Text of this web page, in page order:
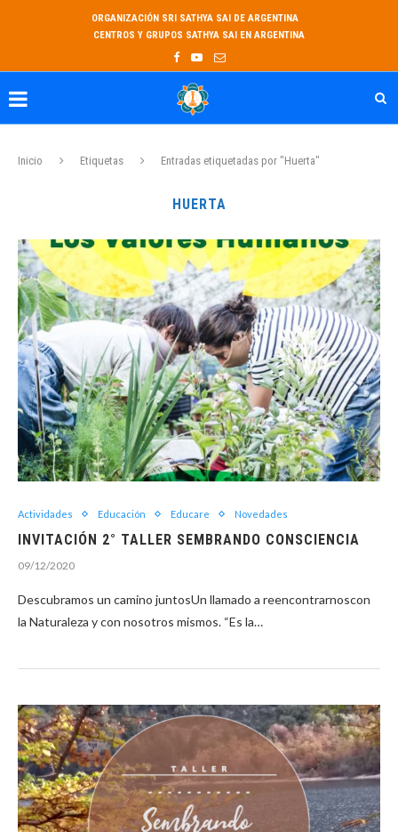
ORGANIZACIÓN SRI SATHYA SAI DE ARGENTINA
CENTROS Y GRUPOS SATHYA SAI EN ARGENTINA
Inicio Etiquetas Entradas etiquetadas por "Huerta"
HUERTA
Actividades Educación Educare Novedades
INVITACIÓN 2° TALLER SEMBRANDO CONSCIENCIA
09/12/2020
Descubramos un camino juntosUn llamado a reencontrarnoscon
la Naturaleza y con nosotros mismos. “Es la…